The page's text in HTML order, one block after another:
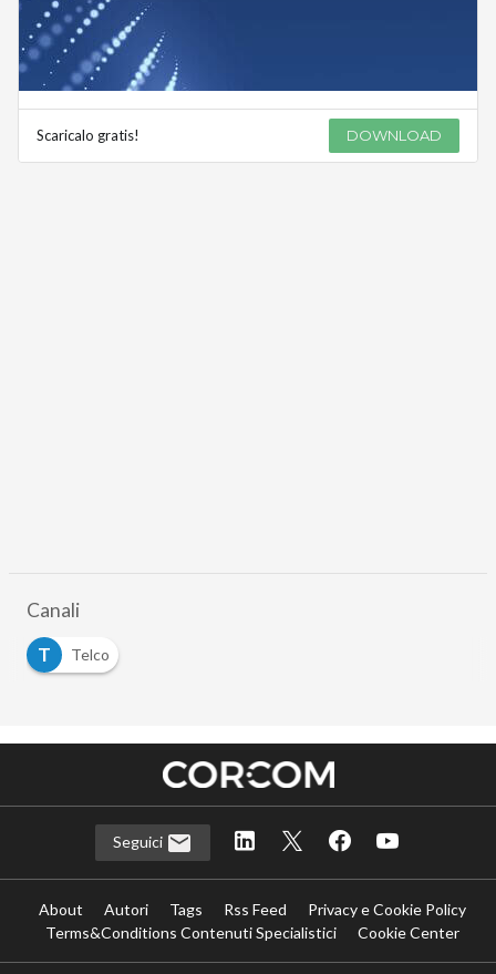
Scaricalo gratis! DOWNLOAD
Canali
T
Telco
Seguici
About Autori Tags Rss Feed
Privacy e Cookie Policy
Terms&Conditions Contenuti Specialistici
Cookie Center